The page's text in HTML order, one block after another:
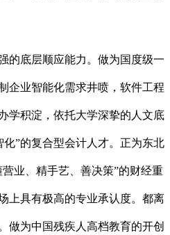
底层顺应能力。做为国度级一
企业智能化需求井喷，软件工程
学积淀，依托大学深挚的人文底
”的复合型会计人才。正为东北
业、精手艺、善决策”的财经重
上具有极高的专业承认度。都离
做为中国残疾人高档教育的开创